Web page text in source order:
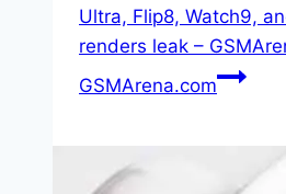
Ultra, Flip8, Watch9,
renders leak –
GSMArena.com